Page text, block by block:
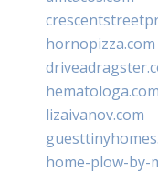
hornopizza.com
hematologa.com
lizaivanov.com
home-plow-by-